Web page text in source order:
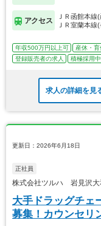
アクセス
ＪＲ函館本
ＪＲ室蘭本
年収500万円以上可 産休・
登録販売者の求人
積極採用中
求人の詳細を見
更新日：2026年6月18日
正社員
株式会社ツルハ 岩見沢大
大手ドラッグチェ
募集！カウンセリ